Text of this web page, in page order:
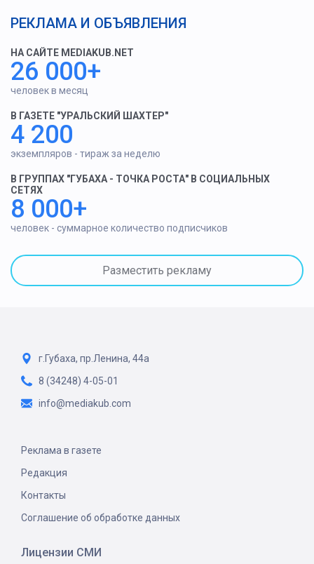
РЕКЛАМА И ОБЪЯВЛЕНИЯ
НА САЙТЕ MEDIAKUB.NET
26 000+
человек в месяц
В ГАЗЕТЕ "УРАЛЬСКИЙ ШАХТЕР"
4 200
экземпляров - тираж за неделю
В ГРУППАХ "ГУБАХА - ТОЧКА РОСТА" В СОЦИАЛЬНЫХ
СЕТЯХ
8 000+
человек - суммарное количество подписчиков
Разместить рекламу
г.Губаха, пр.Ленина, 44а
8 (34248) 4-05-01
info@mediakub.com
Реклама в газете
Редакция
Контакты
Соглашение об обработке данных
Лицензии СМИ